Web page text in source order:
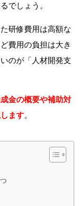
でしょう。
研修費用は高額な
費用の負担は大き
のが「人材開発支
金の概要や補助対
ます。